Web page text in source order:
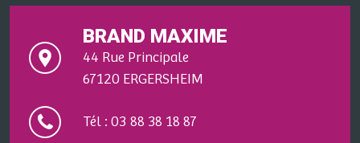
BRAND MAXIME
44 Rue Principale
67120 ERGERSHEIM
Tél : 03 88 38 18 87